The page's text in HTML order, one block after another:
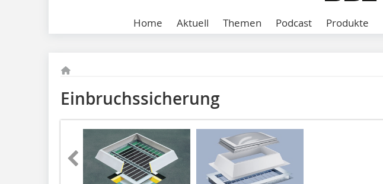
Home Aktuell Themen Podcast Produkte
Einbruchssicherung